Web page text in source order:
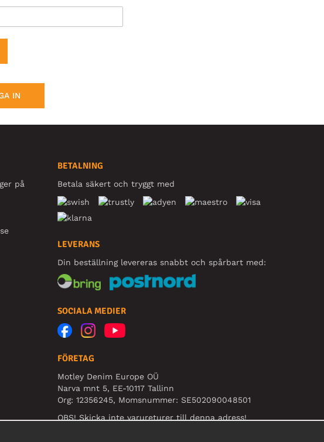
IN
på
BETALNING
Betala säkert och tryggt med
LEVERANS
Din beställning levereras snabbt och spårbart med:
SOCIALA MEDIER
FÖRETAG
Motley Denim Europe OÜ
Narva mnt 5, EE-10117 Tallinn
Org: 12356245, Momsnummer: SE502090048501
OBS! Skicka inte varureturer till denna adress!